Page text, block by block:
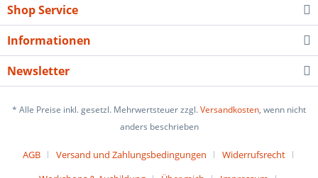
Shop Service
Informationen
Newsletter
* Alle Preise inkl. gesetzl. Mehrwertsteuer zzgl.Versandkosten, wenn nicht
anders beschrieben
AGB Versand und Zahlungsbedingungen
Widerrufsrecht